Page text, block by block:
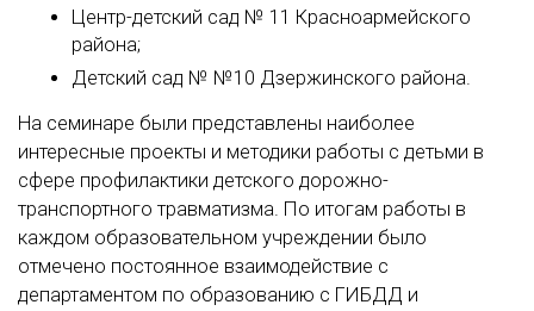
Центр-детский сад № 11 Красноармейского
района;
Детский сад № №10 Дзержинского района.
На семинаре были представлены наиболее
интересные проекты и методики работы с детьми в
сфере профилактики детского дорожно-
транспортного травматизма. По итогам работы в
каждом образовательном учреждении было
отмечено постоянное взаимодействие с
департаментом по образованию с ГИБДД и